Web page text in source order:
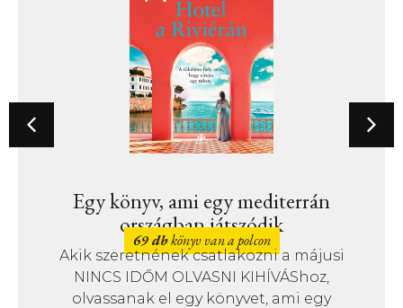
Egy könyv, ami egy mediterrán
országban játszódik
69 dbkönyv van a polcon
Akik szeretnének csatlakozni a májusi
NINCS IDŐM OLVASNI KIHÍVÁShoz,
olvassanak el egy könyvet, ami egy